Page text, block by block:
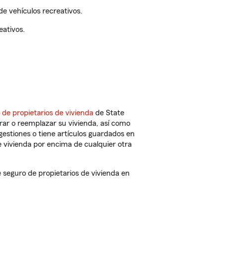
vehículos recreativos.
de propietarios de vivienda de State
o reemplazar su vivienda, así como
o tiene artículos guardados en
vivienda por encima de cualquier otra
de propietarios de vivienda en